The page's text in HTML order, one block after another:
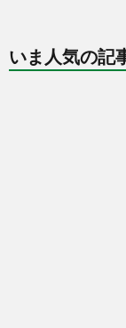
いま人気の記